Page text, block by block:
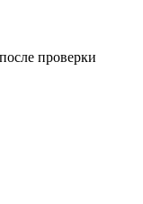
проверки